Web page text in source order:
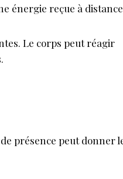
énergie reçue à
Le corps peut réagir
présence peut donner